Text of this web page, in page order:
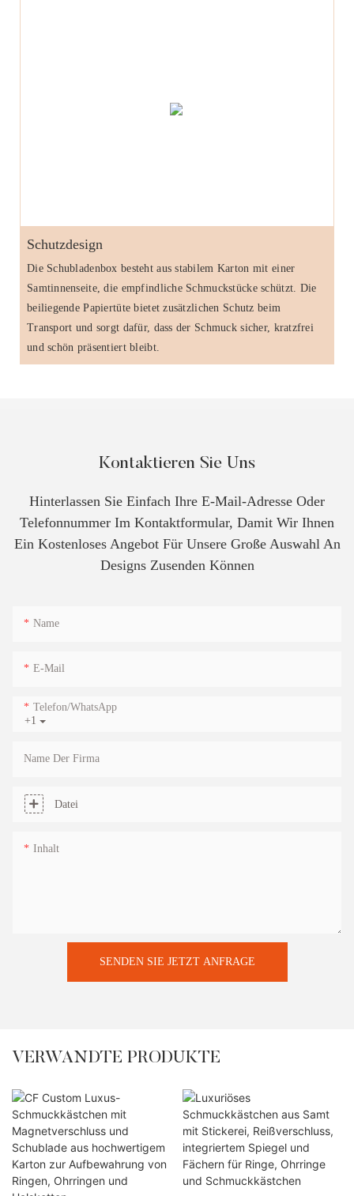
Schutzdesign
Die Schubladenbox besteht aus stabilem Karton mit einer
Samtinnenseite, die empfindliche Schmuckstücke schützt. Die
beiliegende Papiertüte bietet zusätzlichen Schutz beim
Transport und sorgt dafür, dass der Schmuck sicher, kratzfrei
und schön präsentiert bleibt.
Kontaktieren Sie Uns
Hinterlassen Sie Einfach Ihre E-Mail-Adresse Oder
Telefonnummer Im Kontaktformular, Damit Wir Ihnen
Ein Kostenloses Angebot Für Unsere Große Auswahl An
Designs Zusenden Können
Name
E-Mail
+1
Telefon/WhatsApp
Name Der Firma
Datei
Inhalt
SENDEN SIE JETZT ANFRAGE
VERWANDTE PRODUKTE